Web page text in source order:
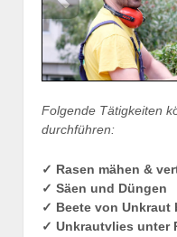
Folgende Tätigkeiten
durchführen:
✓ Rasen mähen &
✓ Säen und Düngen
✓ Beete von Unkraut
✓ Unkrautvlies unter